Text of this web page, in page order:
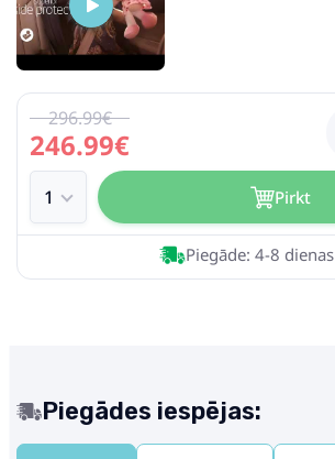
246.99€
296.99€
Pirkt
Piegāde: 4-8 dienas
Piegādes iespējas: